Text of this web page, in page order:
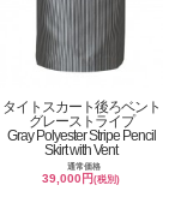
タイトスカート後ろベント
グレーストライプ
Gray Polyester Stripe Pencil
Skirt with Vent
通常価格
39,000円(税別)